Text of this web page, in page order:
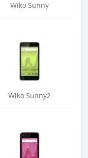
Wiko Sunny
Wiko Sunny2